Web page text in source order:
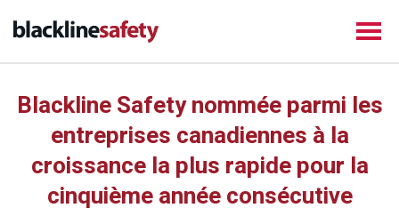
Blackline Safety nommée parmi les
entreprises canadiennes à la
croissance la plus rapide pour la
cinquième année consécutive